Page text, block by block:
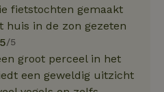
fietstochten gemaakt
huis in de zon gezeten
/5
groot perceel in het
een geweldig uitzicht